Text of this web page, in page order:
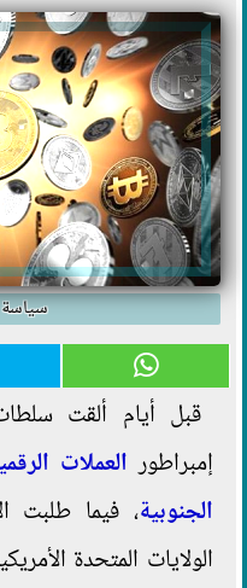
قبل أيام ألقت
إمبراطور العملات
الجنوبية، فيما طلبت
الولايات المتحدة